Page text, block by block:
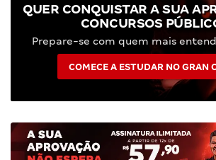
QUER CONQUISTAR A SUA
CONCURSOS
Prepare-se com quem mais
COMECE A ESTUDAR NO GRAN